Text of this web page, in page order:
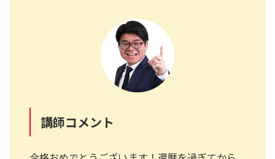
講師コメント